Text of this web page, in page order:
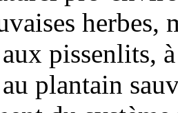
herbes,
pissenlits,
au plantain